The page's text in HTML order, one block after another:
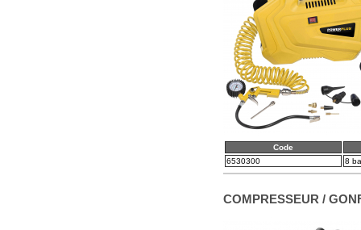
Code
6530300
8
COMPRESSEUR /